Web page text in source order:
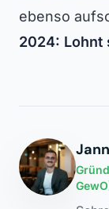
ebenso
2024: Lohnt
Jann